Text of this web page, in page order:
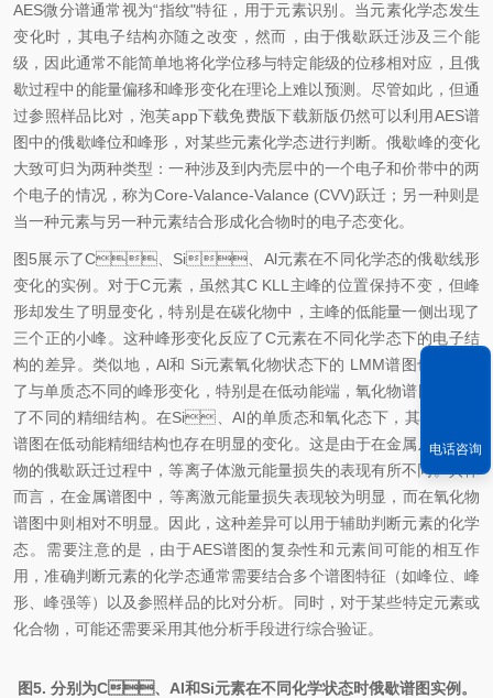
AES微分谱通常视为“指纹"特征，用于元素识别。当元素化学态发生
变化时，其电子结构亦随之改变，然而，由于俄歇跃迁涉及三个能
级，因此通常不能简单地将化学位移与特定能级的位移相对应，且俄
歇过程中的能量偏移和峰形变化在理论上难以预测。尽管如此，但通
过参照样品比对，泡芙app下载免费版下载新版仍然可以利用AES谱
图中的俄歇峰位和峰形，对某些元素化学态进行判断。俄歇峰的变化
大致可归为两种类型：一种涉及到内壳层中的一个电子和价带中的两
个电子的情况，称为Core-Valance-Valance (CVV)跃迁；另一种则是
当一种元素与另一种元素结合形成化合物时的电子态变化。
图5展示了C、Si、Al元素在不同化学态的俄歇线形
变化的实例。对于C元素，虽然其C KLL主峰的位置保持不变，但峰
形却发生了明显变化，特别是在碳化物中，主峰的低能量一侧出现了
三个正的小峰。这种峰形变化反应了C元素在不同化学态下的电子结
构的差异。类似地，Al和 Si元素氧化物状态下的 LMM谱图也表现出
了与单质态不同的峰形变化，特别是在低动能端，氧化物谱图中出现
了不同的精细结构。在Si、Al的单质态和氧化态下，其KLL俄歇
谱图在低动能精细结构也存在明显的变化。这是由于在金属及其氧化
物的俄歇跃迁过程中，等离子体激元能量损失的表现有所不同。具体
而言，在金属谱图中，等离激元能量损失表现较为明显，而在氧化物
谱图中则相对不明显。因此，这种差异可以用于辅助判断元素的化学
态。需要注意的是，由于AES谱图的复杂性和元素间可能的相互作
用，准确判断元素的化学态通常需要结合多个谱图特征（如峰位、峰
形、峰强等）以及参照样品的比对分析。同时，对于某些特定元素或
化合物，可能还需要采用其他分析手段进行综合验证。
图5. 分别为C、Al和Si元素在不同化学状态时俄歇谱图实例。
电话咨询